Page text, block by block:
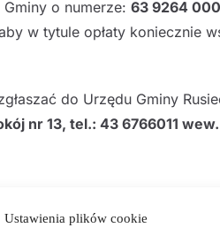
Ustawienia plików cookie
o numerze: 63 9264
w tytule opłaty koniecznie
do Urzędu Gminy
nr 13, tel.: 43 6766011